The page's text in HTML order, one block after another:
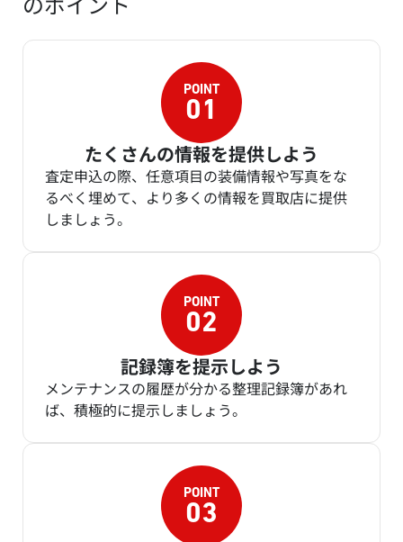
たくさんの情報を提供しよう
査定申込の際、任意項目の装備情報や写真をな
るべく埋めて、より多くの情報を買取店に提供
しましょう。
記録簿を提示しよう
メンテナンスの履歴が分かる整理記録簿があれ
ば、積極的に提示しましょう。